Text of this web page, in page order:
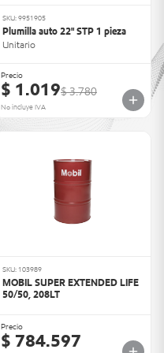
SKU: 9951905
Plumilla auto 22" STP 1 pieza
Unitario
Precio
$ 1.019$ 3.780
No incluye IVA
SKU: 103989
MOBIL SUPER EXTENDED LIFE
50/50, 208LT
Precio
$ 784.597